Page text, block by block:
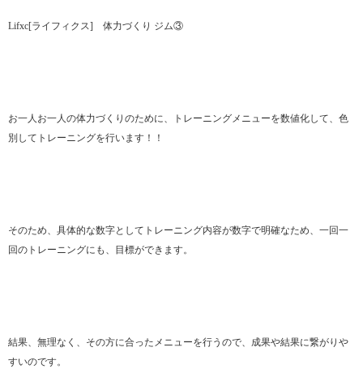
Lifxc[ライフィクス] 体力づくり ジム③
お一人お一人の体力づくりのために、トレーニングメニューを数値化して、色
別してトレーニングを行います！！
そのため、具体的な数字としてトレーニング内容が数字で明確なため、一回一
回のトレーニングにも、目標ができます。
結果、無理なく、その方に合ったメニューを行うので、成果や結果に繋がりや
すいのです。